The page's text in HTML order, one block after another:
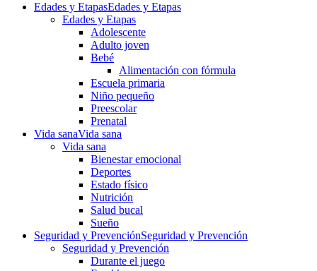
Edades y EtapasEdades y Etapas
Edades y Etapas
Adolescente
Adulto joven
Bebé
Alimentación con fórmula
Escuela primaria
Niño pequeño
Preescolar
Prenatal
Vida sanaVida sana
Vida sana
Bienestar emocional
Deportes
Estado físico
Nutrición
Salud bucal
Sueño
Seguridad y PrevenciónSeguridad y Prevención
Seguridad y Prevención
Durante el juego